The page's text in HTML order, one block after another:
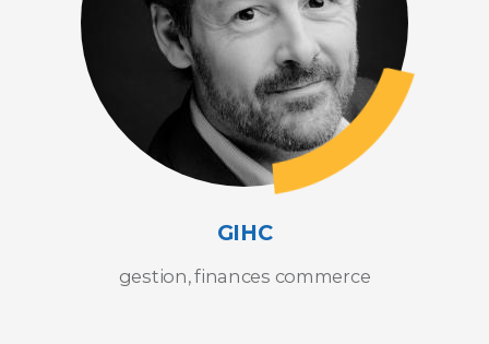
GIHC
gestion, finances commerce